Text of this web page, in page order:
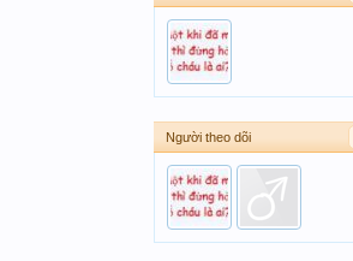
Người theo dõi